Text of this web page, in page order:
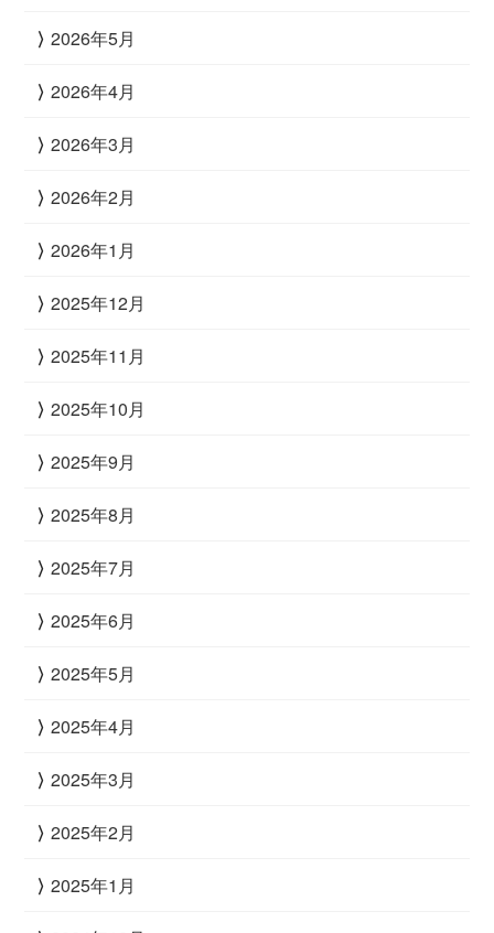
2026年5月
2026年4月
2026年3月
2026年2月
2026年1月
2025年12月
2025年11月
2025年10月
2025年9月
2025年8月
2025年7月
2025年6月
2025年5月
2025年4月
2025年3月
2025年2月
2025年1月